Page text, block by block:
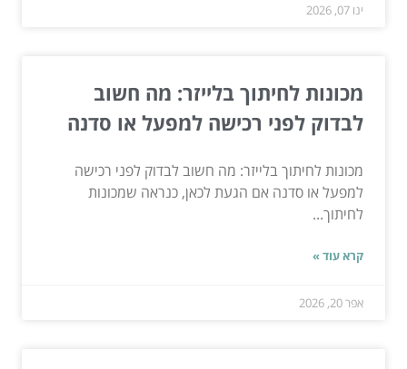
ינו 07, 2026
מכונות לחיתוך בלייזר: מה חשוב
לבדוק לפני רכישה למפעל או סדנה
מכונות לחיתוך בלייזר: מה חשוב לבדוק לפני רכישה
למפעל או סדנה אם הגעת לכאן, כנראה שמכונות
לחיתוך...
קרא עוד »
אפר 20, 2026